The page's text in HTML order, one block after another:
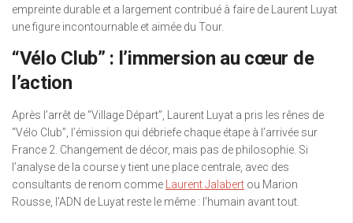
empreinte durable et a largement contribué à faire de Laurent Luyat
une figure incontournable et aimée du Tour.
“Vélo Club” : l’immersion au cœur de
l’action
Après l’arrêt de “Village Départ”, Laurent Luyat a pris les rênes de
“Vélo Club”, l’émission qui débriefe chaque étape à l’arrivée sur
France 2. Changement de décor, mais pas de philosophie. Si
l’analyse de la course y tient une place centrale, avec des
consultants de renom comme Laurent Jalabert ou Marion
Rousse, l’ADN de Luyat reste le même : l’humain avant tout.